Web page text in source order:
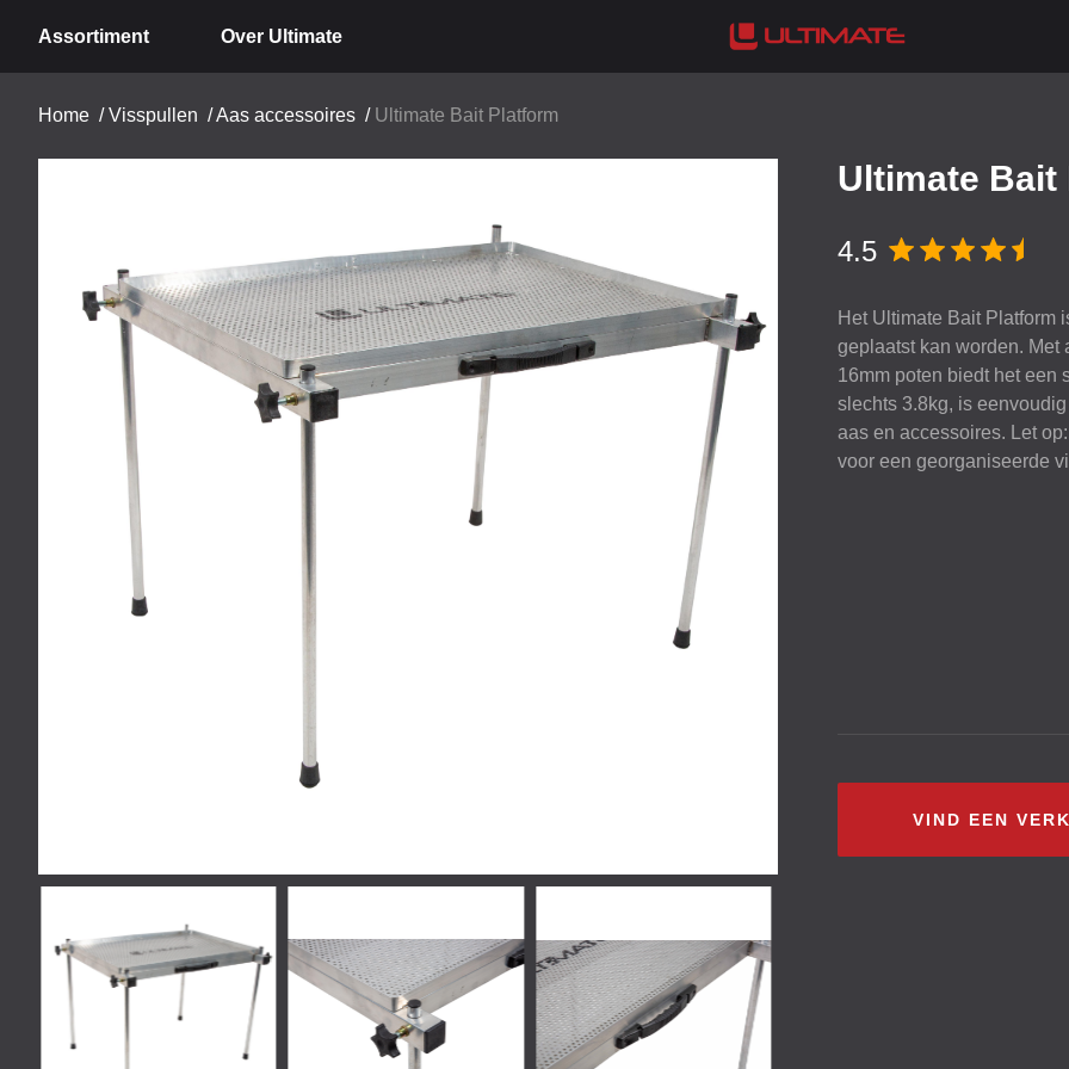
Assortiment Over Ultimate
Home /Visspullen /Aas accessoires / Ultimate Bait Platform
Ultimate Bait
4.5
Het Ultimate Bait Platform
geplaatst kan worden. Met
16mm poten biedt het een
slechts 3.8kg, is
aas en accessoires. Let
voor een georganiseerde
VIND EEN